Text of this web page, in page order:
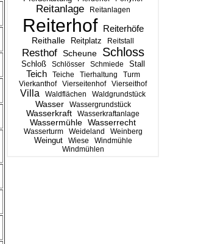
Reitanlage Reitanlagen
Reiterhof Reiterhöfe
Reithalle Reitplatz Reitstall
Resthof Scheune Schloss
Schloß Schlösser Schmiede Stall
Teich Teiche Tierhaltung
Turm
Vierkanthof
Vierseitenhof Vierseithof
Villa Waldflächen Waldgrundstück
Wasser Wassergrundstück
Wasserkraft Wasserkraftanlage
Wassermühle Wasserrecht
Wasserturm Weideland Weinberg
Weingut Wiese
Windmühle
Windmühlen